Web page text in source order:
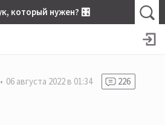
который нужен? 🎛
06 августа 2022 в 01:34
226